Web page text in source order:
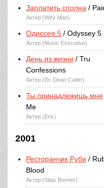
Заплатить сполна /
Актер (Wiry Man)
Одиссея 5 / Odyssey 5
Актер (Music Executive)
День из жизни / Tru
Confessions
Актер (Dr. Dean Cutler)
Ты принадлежишь мне
Me
Актер (Eric)
2001
Ресторанчик Руби /
Blood
Актер (Silas Bonner)